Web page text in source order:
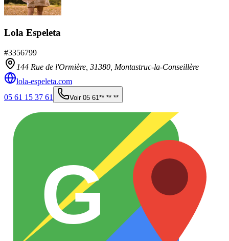
Lola Espeleta
#3356799
144 Rue de l'Ormière, 31380 Montastruc-la-Conseillère
lola-espeleta.com
05 61 15 37 61
Voir 05 61** ** **
G